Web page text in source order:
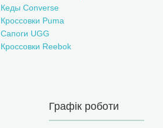
Кеды Converse
Кроссовки Puma
Сапоги UGG
Кроссовки Reebok
Графік роботи